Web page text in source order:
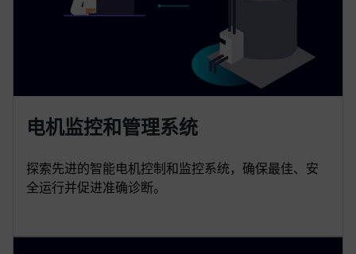
电机监控和管理系统
探索先进的智能电机控制和监控系统，确保最佳、安
全运行并促进准确诊断。